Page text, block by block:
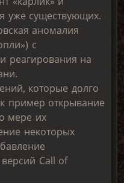
уже существующих.
аномалия
с
реагирования на
которые долго
пример открывание
мере их
некоторых
Call of